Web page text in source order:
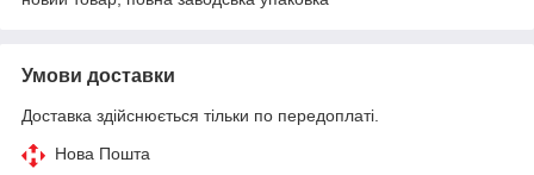
Умови доставки
Доставка здійснюється тільки по передоплаті.
Нова Пошта